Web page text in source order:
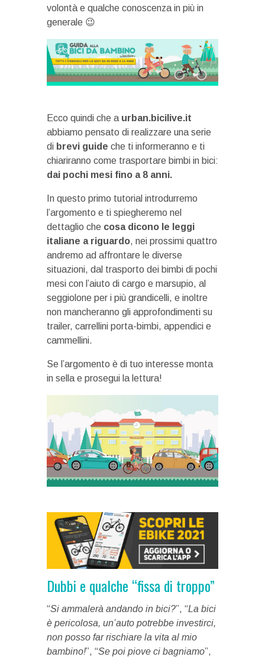
volontà e qualche conoscenza in più in
generale 😉
Ecco quindi che a urban.bicilive.it
abbiamo pensato di realizzare una serie
di brevi guide che ti informeranno e ti
chiariranno come trasportare bimbi in bici:
dai pochi mesi fino a 8 anni.
In questo primo tutorial introdurremo
l’argomento e ti spiegheremo nel
dettaglio che cosa dicono le leggi
italiane a riguardo, nei prossimi quattro
andremo ad affrontare le diverse
situazioni, dal trasporto dei bimbi di pochi
mesi con l’aiuto di cargo e marsupio, al
seggiolone per i più grandicelli, e inoltre
non mancheranno gli approfondimenti su
trailer, carrellini porta-bimbi, appendici e
cammellini.
Se l’argomento è di tuo interesse monta
in sella e prosegui la lettura!
Dubbi e qualche “fissa di troppo”
“Si ammalerà andando in bici?”, “La bici
è pericolosa, un’auto potrebbe investirci,
non posso far rischiare la vita al mio
bambino!”, “Se poi piove ci bagniamo”,